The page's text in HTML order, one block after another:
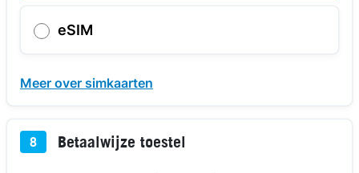
eSIM
Meer over simkaarten
8 Betaalwijze toestel